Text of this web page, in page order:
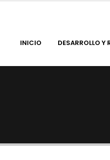
INICIO DESARROLLO Y